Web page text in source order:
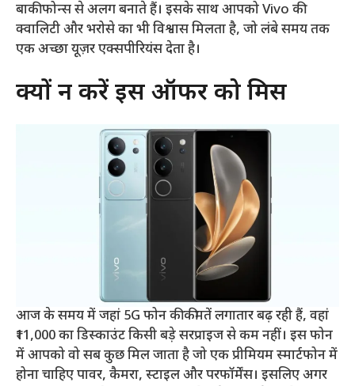
बाकी फोन्स से अलग बनाते हैं। इसके साथ आपको Vivo की
क्वालिटी और भरोसे का भी विश्वास मिलता है, जो लंबे समय तक
एक अच्छा यूज़र एक्सपीरियंस देता है।
क्यों न करें इस ऑफर को मिस
आज के समय में जहां 5G फोन की कीमतें लगातार बढ़ रही हैं, वहां
₹11,000 का डिस्काउंट किसी बड़े सरप्राइज से कम नहीं। इस फोन
में आपको वो सब कुछ मिल जाता है जो एक प्रीमियम स्मार्टफोन में
होना चाहिए पावर, कैमरा, स्टाइल और परफॉर्मेंस। इसलिए अगर